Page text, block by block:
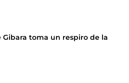
toma un respiro de la